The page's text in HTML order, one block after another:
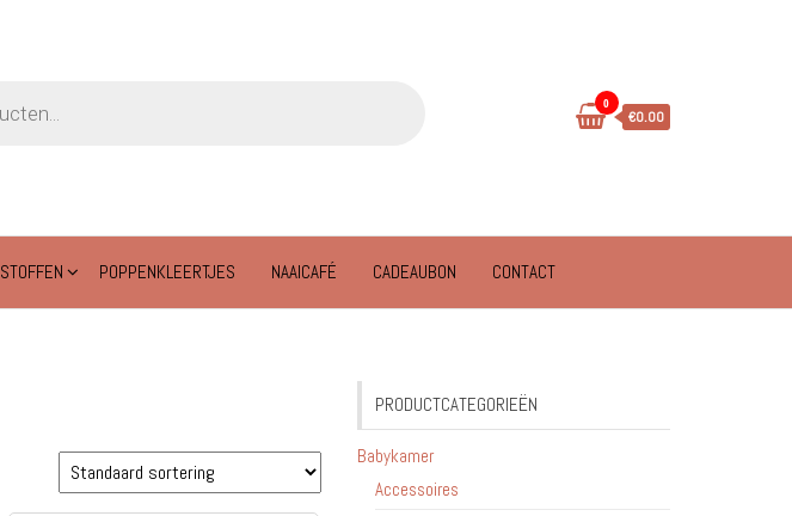
0
€0.00
STOFFEN POPPENKLEERTJES NAAICAFÉ CADEAUBON CONTACT
PRODUCTCATEGORIEËN
Babykamer
Accessoires